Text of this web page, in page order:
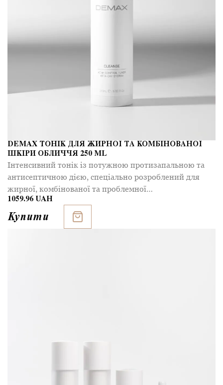
DEMAX ТОНІК ДЛЯ ЖИРНОЇ ТА КОМБІНОВАНОЇ
ШКІРИ ОБЛИЧЧЯ 250 ML
Інтенсивний тонік із потужною протизапальною та
антисептичною дією, спеціально розроблений для
жирної, комбінованої та проблемної…
1059.96 UAH
Купити